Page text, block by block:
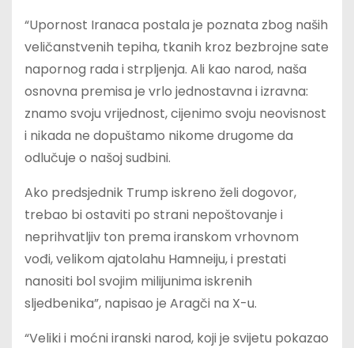
“Upornost Iranaca postala je poznata zbog naših
veličanstvenih tepiha, tkanih kroz bezbrojne sate
napornog rada i strpljenja. Ali kao narod, naša
osnovna premisa je vrlo jednostavna i izravna:
znamo svoju vrijednost, cijenimo svoju neovisnost
i nikada ne dopuštamo nikome drugome da
odlučuje o našoj sudbini.
Ako predsjednik Trump iskreno želi dogovor,
trebao bi ostaviti po strani nepoštovanje i
neprihvatljiv ton prema iranskom vrhovnom
vođi, velikom ajatolahu Hamneiju, i prestati
nanositi bol svojim milijunima iskrenih
sljedbenika”, napisao je Aragči na X-u.
“Veliki i moćni iranski narod, koji je svijetu pokazao